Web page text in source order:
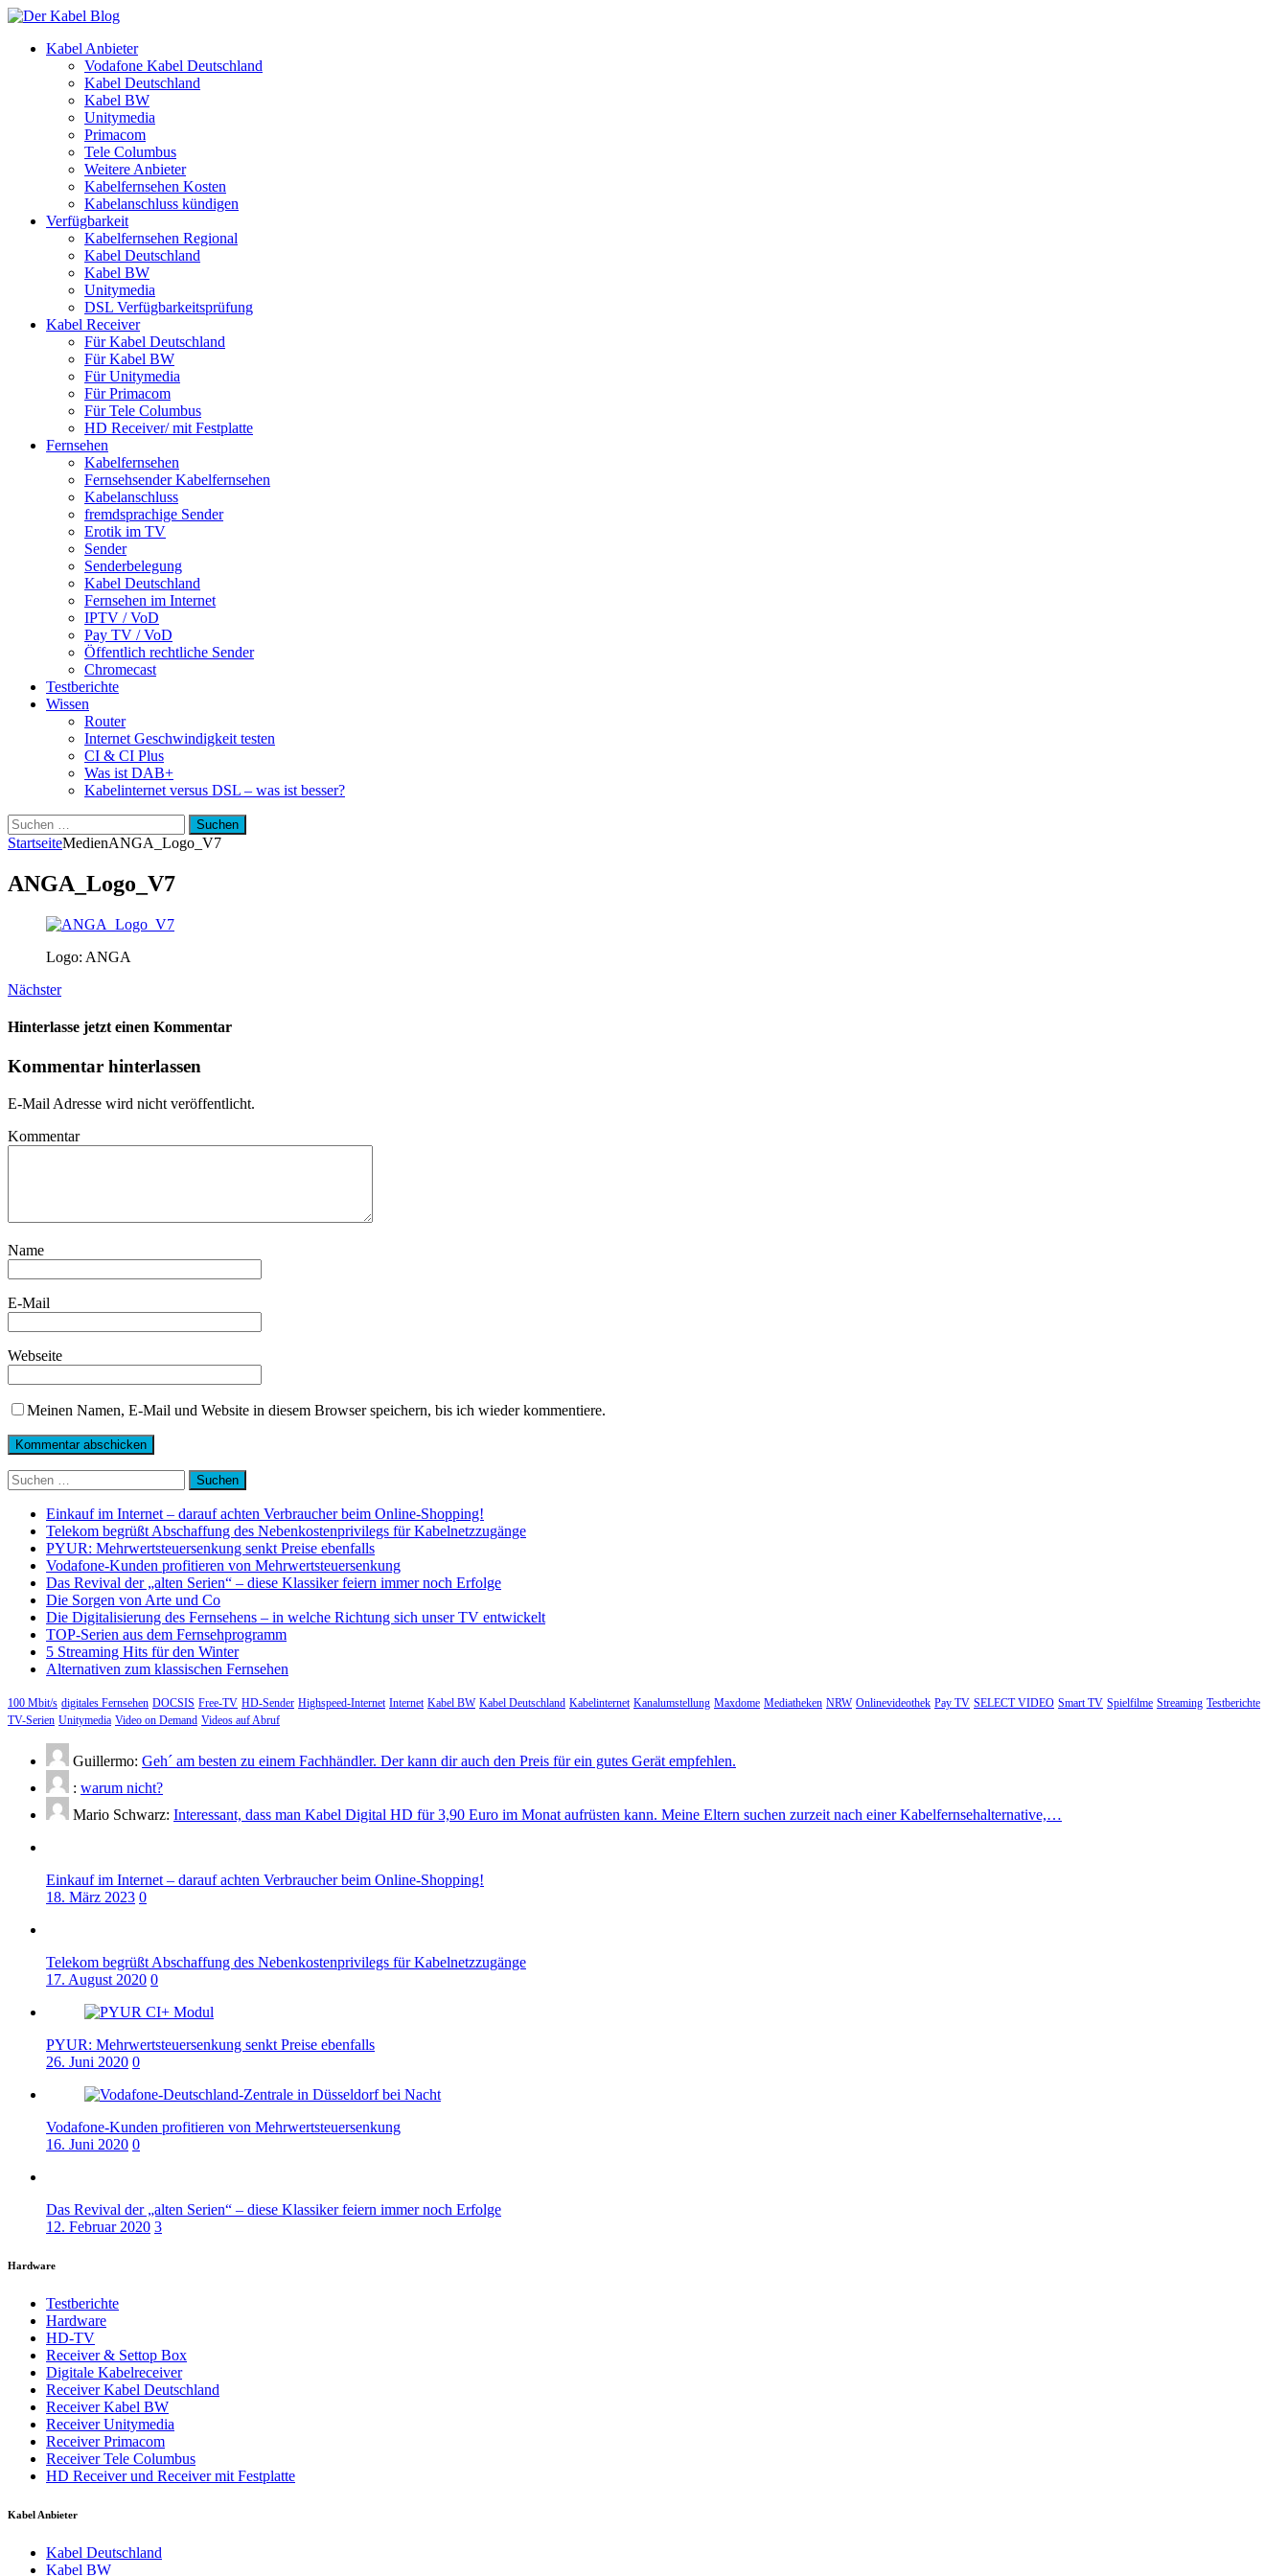
Kabel Anbieter
Vodafone Kabel Deutschland
Kabel Deutschland
Kabel BW
Unitymedia
Primacom
Tele Columbus
Weitere Anbieter
Kabelfernsehen Kosten
Kabelanschluss kündigen
Verfügbarkeit
Kabelfernsehen Regional
Kabel Deutschland
Kabel BW
Unitymedia
DSL Verfügbarkeitsprüfung
Kabel Receiver
Für Kabel Deutschland
Für Kabel BW
Für Unitymedia
Für Primacom
Für Tele Columbus
HD Receiver/ mit Festplatte
Fernsehen
Kabelfernsehen
Fernsehsender Kabelfernsehen
Kabelanschluss
fremdsprachige Sender
Erotik im TV
Sender
Senderbelegung
Kabel Deutschland
Fernsehen im Internet
IPTV / VoD
Pay TV / VoD
Öffentlich rechtliche Sender
Chromecast
Testberichte
Wissen
Router
Internet Geschwindigkeit testen
CI & CI Plus
Was ist DAB+
Kabelinternet versus DSL – was ist besser?
Suchen
nach:
StartseiteMedienANGA_Logo_V7
ANGA_Logo_V7
Logo: ANGA
Nächster
Hinterlasse jetzt einen Kommentar
Kommentar hinterlassen
E-Mail Adresse wird nicht veröffentlicht.
Kommentar
Name
E-Mail
Webseite
Meinen Namen, E-Mail und Website in diesem Browser speichern, bis ich wieder kommentiere.
Suchen
nach:
Einkauf im Internet – darauf achten Verbraucher beim Online-Shopping!
Telekom begrüßt Abschaffung des Nebenkostenprivilegs für Kabelnetzzugänge
PYUR: Mehrwertsteuersenkung senkt Preise ebenfalls
Vodafone-Kunden profitieren von Mehrwertsteuersenkung
Das Revival der „alten Serien“ – diese Klassiker feiern immer noch Erfolge
Die Sorgen von Arte und Co
Die Digitalisierung des Fernsehens – in welche Richtung sich unser TV entwickelt
TOP-Serien aus dem Fernsehprogramm
5 Streaming Hits für den Winter
Alternativen zum klassischen Fernsehen
100 Mbit/s digitales Fernsehen DOCSIS Free-TV HD-Sender Highspeed-Internet Internet Kabel BW Kabel Deutschland Kabelinternet Kanalumstellung Maxdome Mediatheken NRW Onlinevideothek Pay TV SELECT VIDEO Smart TV Spielfilme Streaming Testberichte
TV-Serien Unitymedia Video on Demand Videos auf Abruf
Guillermo: Geh´ am besten zu einem Fachhändler. Der kann dir auch den Preis für ein gutes Gerät empfehlen.
: warum nicht?
Mario Schwarz: Interessant, dass man Kabel Digital HD für 3,90 Euro im Monat aufrüsten kann. Meine Eltern suchen zurzeit nach einer Kabelfernsehalternative,…
Einkauf im Internet – darauf achten Verbraucher beim Online-Shopping!
18. März 2023 0
Telekom begrüßt Abschaffung des Nebenkostenprivilegs für Kabelnetzzugänge
17. August 2020 0
PYUR: Mehrwertsteuersenkung senkt Preise ebenfalls
26. Juni 2020 0
Vodafone-Kunden profitieren von Mehrwertsteuersenkung
16. Juni 2020 0
Das Revival der „alten Serien“ – diese Klassiker feiern immer noch Erfolge
12. Februar 2020 3
Hardware
Testberichte
Hardware
HD-TV
Receiver & Settop Box
Digitale Kabelreceiver
Receiver Kabel Deutschland
Receiver Kabel BW
Receiver Unitymedia
Receiver Primacom
Receiver Tele Columbus
HD Receiver und Receiver mit Festplatte
Kabel Anbieter
Kabel Deutschland
Kabel BW